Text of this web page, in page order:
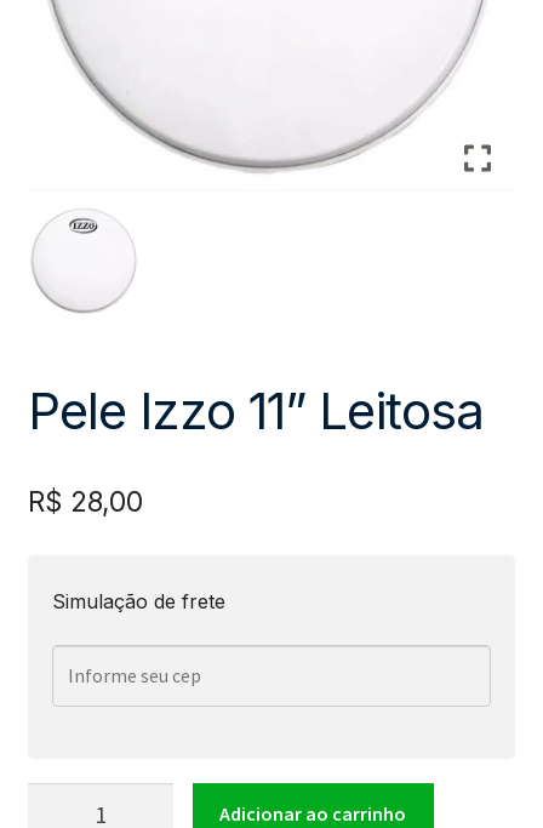
Pele Izzo 11” Leitosa
R$ 28,00
Simulação de frete
Adicionar ao carrinho